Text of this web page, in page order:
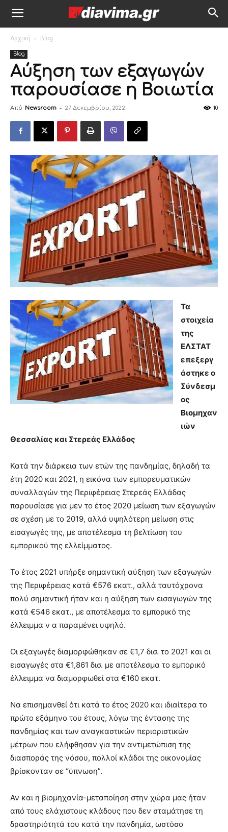
Αρχική Blog
Blog
Αύξηση των εξαγωγών
παρουσίασε η Βοιωτία
Από Newsroom - 27 Δεκεμβρίου, 2022 10
Τα
στοιχεία
της
ΕΛΣΤΑΤ
επεξεργ
άστηκε ο
Σύνδεσμ
ος
Βιομηχαν
ιών
Θεσσαλίας και Στερεάς Ελλάδος
Κατά την διάρκεια των ετών της πανδημίας, δηλαδή τα
έτη 2020 και 2021, η εικόνα των εμπορευματικών
συναλλαγών της Περιφέρειας Στερεάς Ελλάδας
παρουσίασε για μεν το έτος 2020 μείωση των εξαγωγών
σε σχέση με το 2019, αλλά υψηλότερη μείωση στις
εισαγωγές της, με αποτέλεσμα τη βελτίωση του
εμπορικού της ελλείμματος.
Το έτος 2021 υπήρξε σημαντική αύξηση των εξαγωγών
της Περιφέρειας κατά €576 εκατ., αλλά ταυτόχρονα
πολύ σημαντική ήταν και η αύξηση των εισαγωγών της
κατά €546 εκατ., με αποτέλεσμα το εμπορικό της
έλλειμμα ν α παραμένει υψηλό.
Οι εξαγωγές διαμορφώθηκαν σε €1,7 δισ. το 2021 και οι
εισαγωγές στα €1,861 δισ. με αποτέλεσμα το εμπορικό
έλλειμμα να διαμορφωθεί στα €160 εκατ.
Να επισημανθεί ότι κατά το έτος 2020 και ιδιαίτερα το
πρώτο εξάμηνο του έτους, λόγω της έντασης της
πανδημίας και των αναγκαστικών περιοριστικών
μέτρων που ελήφθησαν για την αντιμετώπιση της
διασποράς της νόσου, πολλοί κλάδοι της οικονομίας
βρίσκονταν σε “ύπνωση”.
Αν και η βιομηχανία-μεταποίηση στην χώρα μας ήταν
από τους ελάχιστους κλάδους που δεν σταμάτησε τη
δραστηριότητά του κατά την πανδημία, ωστόσο